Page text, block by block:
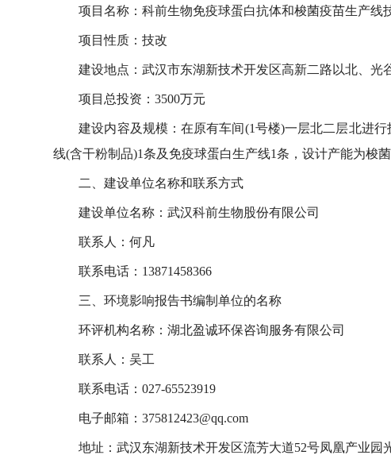
项目名称：科前生物免疫球蛋白抗体和梭菌疫苗生产线
项目性质：技改
建设地点：武汉市东湖新技术开发区高新二路以北、光
项目总投资：3500万元
建设内容及规模：在原有车间(1号楼)一层北二层北进
线(含干粉制品)1条及免疫球蛋白生产线1条，设计产能为梭
二、建设单位名称和联系方式
建设单位名称：武汉科前生物股份有限公司
联系人：何凡
联系电话：13871458366
三、环境影响报告书编制单位的名称
环评机构名称：湖北盈诚环保咨询服务有限公司
联系人：吴工
联系电话：027-65523919
电子邮箱：375812423@qq.com
地址：武汉东湖新技术开发区流芳大道52号凤凰产业园